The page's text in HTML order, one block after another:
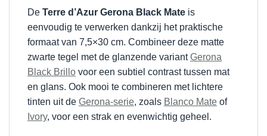
De Terre d’Azur Gerona Black Mate is
eenvoudig te verwerken dankzij het praktische
formaat van 7,5×30 cm. Combineer deze matte
zwarte tegel met de glanzende variantGerona
Black Brillo voor een subtiel contrast tussen mat
en glans. Ook mooi te combineren met lichtere
tinten uit de Gerona-serie, zoals Blanco Mate of
Ivory, voor een strak en evenwichtig geheel.